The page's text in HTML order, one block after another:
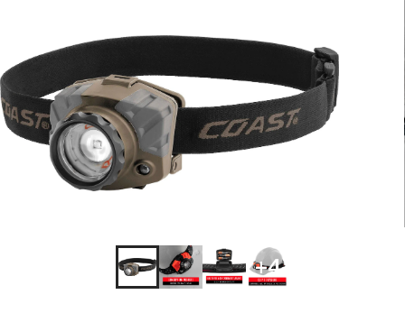
+4